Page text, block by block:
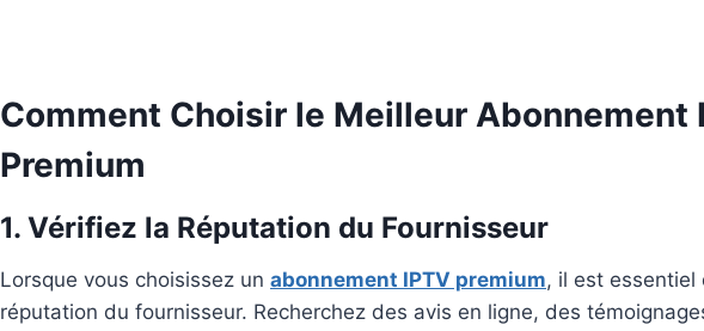
Comment Choisir le Meilleur Abonnement
Premium
1. Vérifiez la Réputation du Fournisseur
Lorsque vous choisissez un abonnement IPTV premium, il est essentiel
réputation du fournisseur. Recherchez des avis en ligne, des